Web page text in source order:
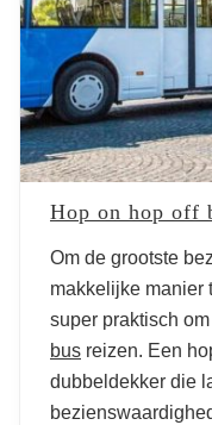
Hop on hop off
Om de grootste
makkelijke manier
super praktisch
bus reizen. Een
dubbeldekker die